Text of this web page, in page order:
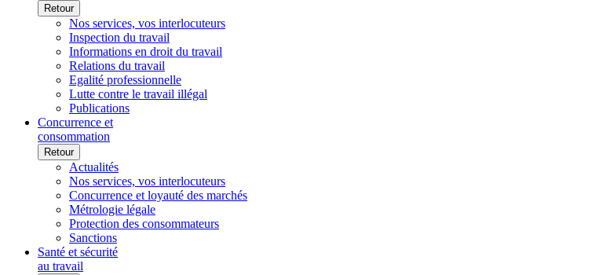
Retour
Nos services, vos interlocuteurs
Inspection du travail
Informations en droit du travail
Relations du travail
Egalité professionnelle
Lutte contre le travail illégal
Publications
Concurrence et
consommation
Retour
Actualités
Nos services, vos interlocuteurs
Concurrence et loyauté des marchés
Métrologie légale
Protection des consommateurs
Sanctions
Santé et sécurité
au travail